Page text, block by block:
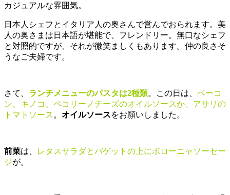
カジュアルな雰囲気。
日本人シェフとイタリア人の奥さんで営んでおられます。美
人の奥さまは日本語が堪能で、フレンドリー。無口なシェフ
と対照的ですが、それが微笑ましくもあります。仲の良さそ
うなご夫婦です。
さて、 ランチメニューのパスタは2種類。この日は、 ベーコ
ン、キノコ、ペコリーノチーズのオイルソースか、アサリの
トマトソース 。 オイルソースをお願いしました。
前菜は、
レタスサラダとバゲットの上にボローニャソーセー
ジが。